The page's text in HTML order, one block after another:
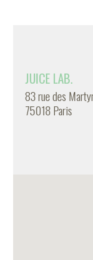
JUICE LAB.
83 rue des
75018 Paris